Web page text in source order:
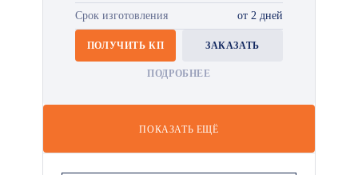
Срок изготовления от 2 дней
ПОЛУЧИТЬ КП ЗАКАЗАТЬ
ПОДРОБНЕЕ
ПОКАЗАТЬ ЕЩЁ